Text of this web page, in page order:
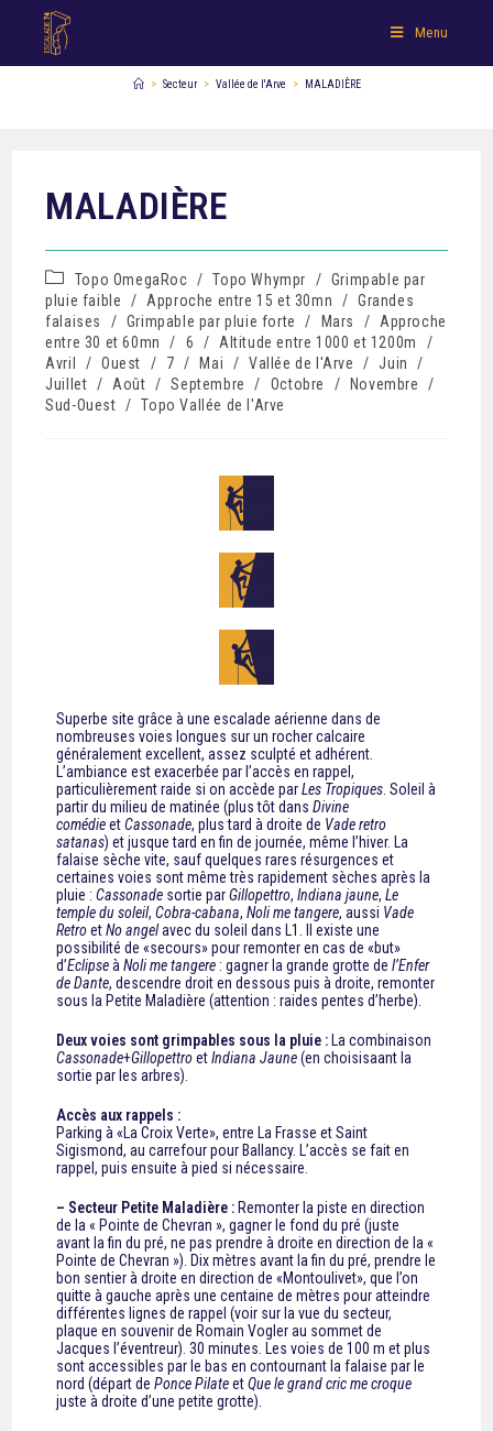
Menu
> Secteur > Vallée de l'Arve > MALADIÈRE
MALADIÈRE
Topo OmegaRoc / Topo Whympr / Grimpable par
pluie faible
/ Approche entre 15 et 30mn / Grandes
falaises
/ Grimpable par pluie forte / Mars /
Approche
entre 30 et 60mn
/ 6 / Altitude entre 1000 et 1200m
/
Avril
/ Ouest / 7 / Mai / Vallée de l'Arve / Juin
/
Juillet / Août / Septembre / Octobre / Novembre
/
Sud-Ouest / Topo Vallée de l'Arve
Superbe site grâce à une escalade aérienne dans de
nombreuses voies longues sur un rocher calcaire
généralement excellent, assez sculpté et adhérent.
L’ambiance est exacerbée par l’accès en rappel,
particulièrement raide si on accède parLes Tropiques . Soleil à
partir du milieu de matinée (plus tôt dansDivine
comédieetCassonade, plus tard à droite de Vade retro
satanas) et jusque tard en fin de journée, même l’hiver. La
falaise sèche vite, sauf quelques rares résurgences et
certaines voies sont même très rapidement sèches après la
pluie :Cassonade sortie parGillopettro,Indiana jaune,Le
temple du soleil,Cobra-cabana,Noli me tangere, aussi Vade
RetroetNo angelavec du soleil dans L1. Il existe une
possibilité de «secours» pour remonter en cas de «but»
d’EclipseàNoli me tangere : gagner la grande grotte del’Enfer
de Dante, descendre droit en dessous puis à droite, remonter
sous la Petite Maladière (attention : raides pentes d’herbe).
Deux voies sont grimpables sous la pluie : La combinaison
Cassonade+GillopettroetIndiana Jaune(en choisisaant la
sortie par les arbres).
Accès aux rappels :
Parking à «La Croix Verte», entre La Frasse et Saint
Sigismond, au carrefour pour Ballancy. L’accès se fait en
rappel, puis ensuite à pied si nécessaire.
– Secteur Petite Maladière : Remonter la piste en direction
de la « Pointe de Chevran », gagner le fond du pré (juste
avant la fin du pré, ne pas prendre à droite en direction de la «
Pointe de Chevran »). Dix mètres avant la fin du pré, prendre le
bon sentier à droite en direction de «Montoulivet», que l’on
quitte à gauche après une centaine de mètres pour atteindre
différentes lignes de rappel (voir sur la vue du secteur,
plaque en souvenir de Romain Vogler au sommet de
Jacques l’éventreur). 30 minutes. Les voies de 100 m et plus
sont accessibles par le bas en contournant la falaise par le
nord (départ dePonce PilateetQue le grand cric me croque
juste à droite d’une petite grotte).